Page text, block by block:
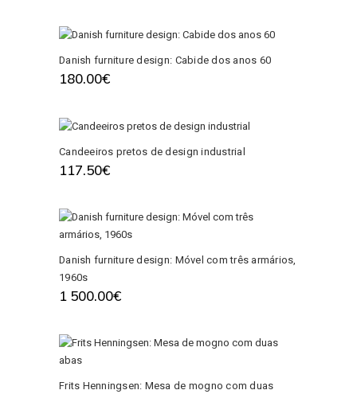
Danish furniture design: Cabide dos anos 60
180.00€
Candeeiros pretos de design industrial
117.50€
Danish furniture design: Móvel com três armários,
1960s
1 500.00€
Frits Henningsen: Mesa de mogno com duas